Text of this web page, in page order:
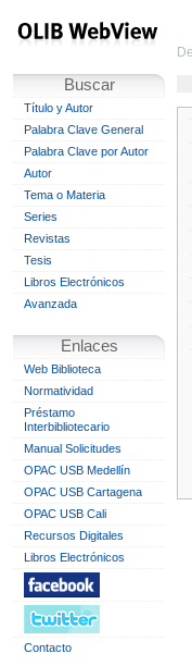
Buscar
Título y Autor
Palabra Clave General
Palabra Clave por Autor
Autor
Tema o Materia
Series
Revistas
Tesis
Libros Electrónicos
Avanzada
Enlaces
Web Biblioteca
Normatividad
Préstamo
Interbibliotecario
Manual Solicitudes
OPAC USB Medellín
OPAC USB Cartagena
OPAC USB Cali
Recursos Digitales
Libros Electrónicos
Contacto